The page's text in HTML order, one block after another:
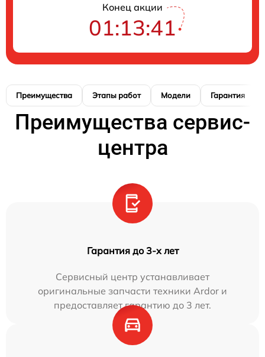
Конец акции
01:13:41
Преимущества Этапы работ Модели Гарантия
Преимущества сервис-
центра
Гарантия до 3-х лет
Сервисный центр устанавливает
оригинальные запчасти техники Ardor и
предоставляет гарантию до 3 лет.